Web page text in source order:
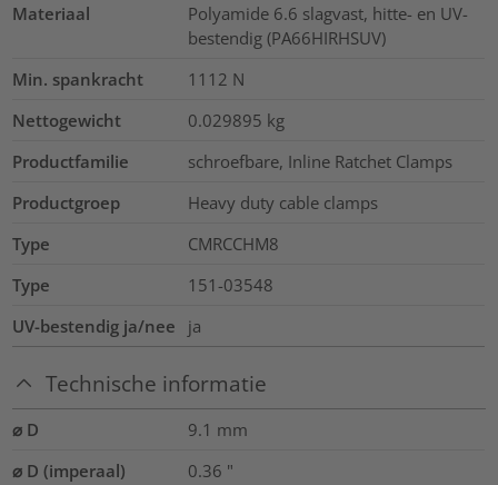
Materiaal
Polyamide 6.6 slagvast, hitte- en UV-
bestendig (PA66HIRHSUV)
Min. spankracht
1112 N
Nettogewicht
0.029895 kg
Productfamilie
schroefbare, Inline Ratchet Clamps
Productgroep
Heavy duty cable clamps
Type
CMRCCHM8
Type
151-03548
UV-bestendig ja/nee
ja
Technische informatie
⌀ D 9.1 mm
⌀ D (imperaal)
0.36 "